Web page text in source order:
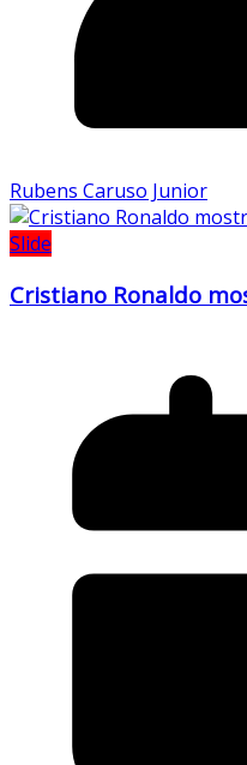
Rubens Caruso Junior
Slide
Cristiano Ronaldo